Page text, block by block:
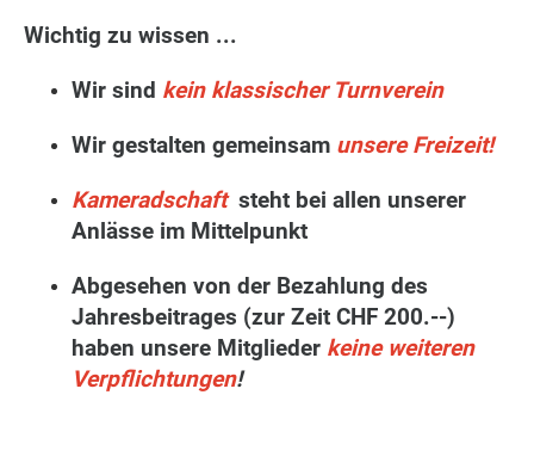
Wichtig zu wissen ...
Wir sind kein klassischer Turnverein
Wir gestalten gemeinsam unsere Freizeit!
Kameradschaft steht bei allen unserer
Anlässe im Mittelpunkt
Abgesehen von der Bezahlung des
Jahresbeitrages (zur Zeit CHF 200.--)
haben unsere Mitglieder keine weiteren
Verpflichtungen!